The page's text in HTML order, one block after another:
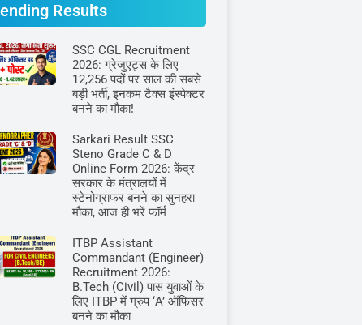
Results
SSC CGL Recruitment
2026: ग्रेजुएट्स के लिए
12,256 पदों पर साल की सबसे
बड़ी भर्ती, इनकम टैक्स इंस्पेक्टर
बनने का मौका!
Sarkari Result SSC
Steno Grade C & D
Online Form 2026: केंद्र
सरकार के मंत्रालयों में
स्टेनोग्राफर बनने का सुनहरा
मौका, आज ही भरें फॉर्म
ITBP Assistant
Commandant (Engineer)
Recruitment 2026:
B.Tech (Civil) पास युवाओं के
लिए ITBP में ग्रुप ‘A’ ऑफिसर
बनने का मौका